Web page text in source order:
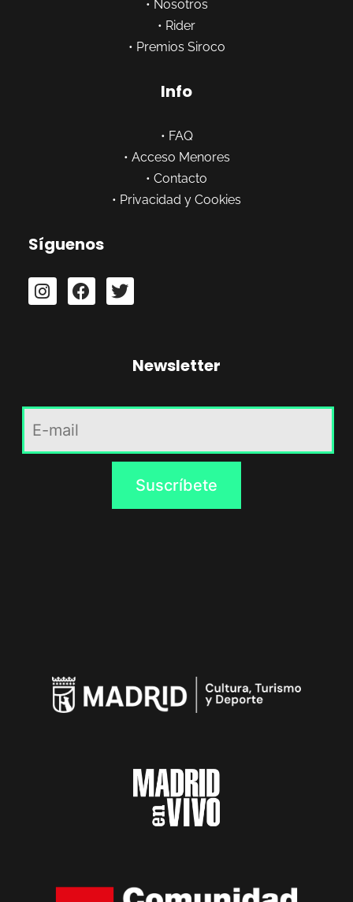
• Nosotros
• Rider
• Premios Siroco
Info
• FAQ
• Acceso Menores
• Contacto
• Privacidad y Cookies
Síguenos
Newsletter